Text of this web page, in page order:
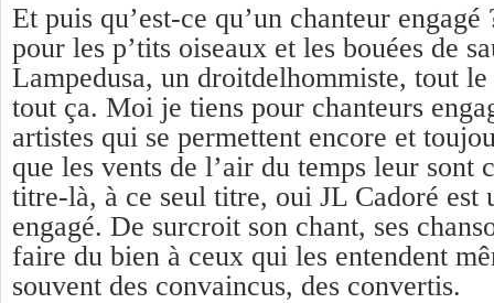
Et puis qu’est-ce qu’un chanteur
pour les p’tits oiseaux et les bouées de
Lampedusa, un droitdelhommiste, tout le
tout ça. Moi je tiens pour chanteurs
artistes qui se permettent encore et
que les vents de l’air du temps leur sont
titre-là, à ce seul titre, oui JL Cadoré est
engagé. De surcroit son chant, ses
faire du bien à ceux qui les entendent
souvent des convaincus, des convertis.